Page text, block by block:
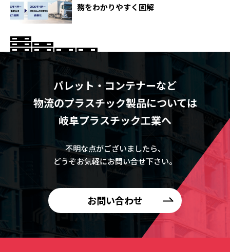
務をわかりやすく図解
パレット・コンテナーなど
物流のプラスチック製品については
岐阜プラスチック工業へ
不明な点がございましたら、
どうぞお気軽にお問い合せ下さい。
お問い合わせ